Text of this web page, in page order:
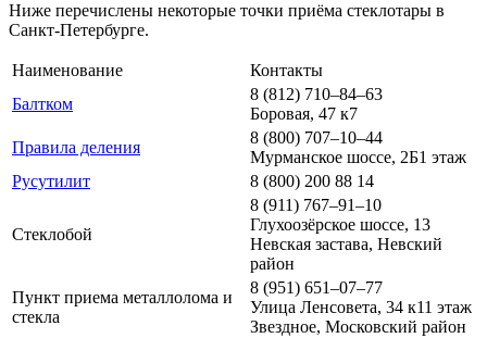
Ниже перечислены некоторые точки приёма стеклотары в
Санкт-Петербурге.
Наименование
Контакты
Балтком
8 (812) 710‒84‒63
​Боровая, 47 к7
Правила деления
8 (800) 707‒10‒44
​Мурманское шоссе, 2Б​1 этаж
Русутилит
8 (800) 200 88 14
Стеклобой
8 (911) 767‒91‒10
Глухоозёрское шоссе, 13
Невская застава, Невский
район
Пункт приема металлолома и
стекла
​8 (951) 651‒07‒77
Улица Ленсовета, 34 к1​1 этаж
Звездное, Московский район